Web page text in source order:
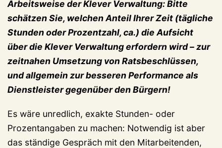
Arbeitsweise der Klever Verwaltung: Bitte
schätzen Sie, welchen Anteil Ihrer Zeit (tägliche
Stunden oder Prozentzahl, ca.) die Aufsicht
über die Klever Verwaltung erfordern wird – zur
zeitnahen Umsetzung von Ratsbeschlüssen,
und allgemein zur besseren Performance als
Dienstleister gegenüber den Bürgern!
Es wäre unredlich, exakte Stunden- oder
Prozentangaben zu machen: Notwendig ist aber
das ständige Gespräch mit den Mitarbeitenden,